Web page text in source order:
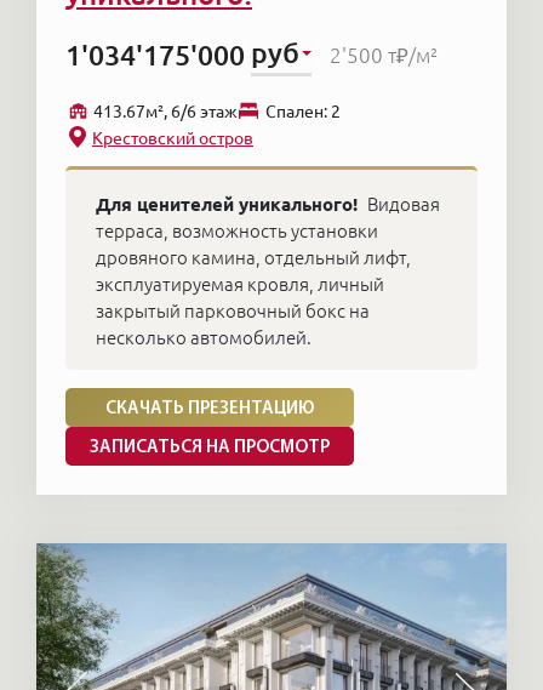
1'034'175'000 руб 2'500 т₽/м²
413.67м², 6/6 этаж
Cпален: 2
Крестовский остров
Для ценителей уникального! Видовая
терраса, возможность установки
дровяного камина, отдельный лифт,
эксплуатируемая кровля, личный
закрытый парковочный бокс на
несколько автомобилей.
СКАЧАТЬ ПРЕЗЕНТАЦИЮ
ЗАПИСАТЬСЯ НА ПРОСМОТР